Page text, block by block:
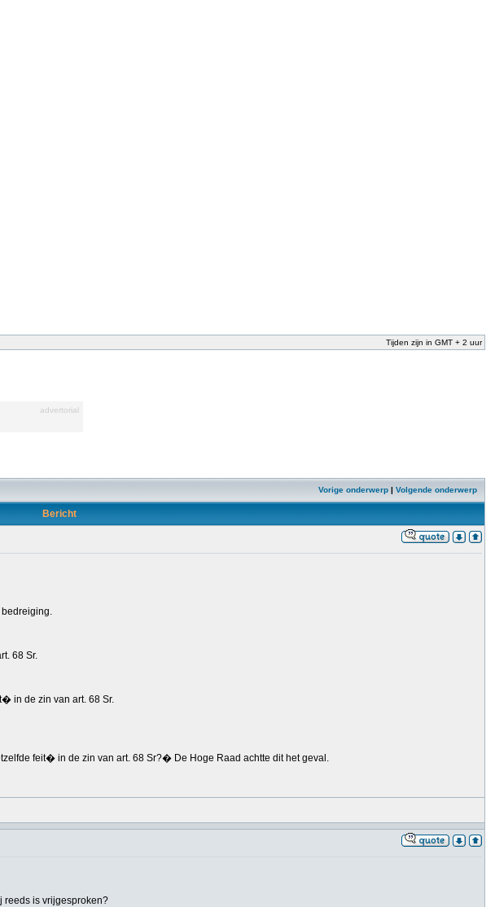
Tijden zijn in GMT + 2 uur
advertorial
Vorige onderwerp | Volgende onderwerp
Bericht
68 Sr.
in de zin van art. 68 Sr.
feit� in de zin van art. 68 Sr?� De Hoge Raad achtte dit het geval.
reeds is vrijgesproken?